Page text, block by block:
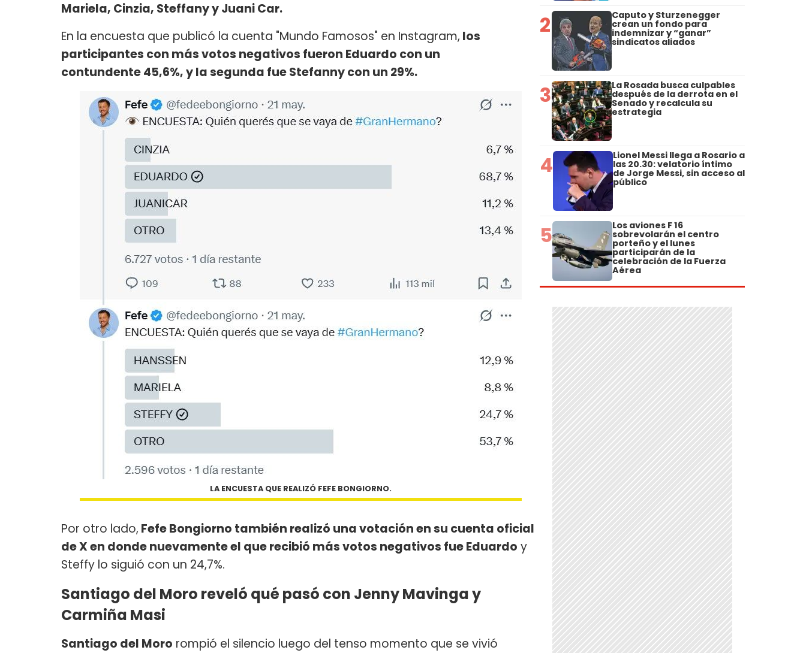
Mariela, Cinzia, Steffany y Juani Car.
En la encuesta que publicó la cuenta "Mundo Famosos" en Instagram, los
participantes con más votos negativos fueron Eduardo con un
contundente 45,6%, y la segunda fue Stefanny con un 29%.
LA ENCUESTA QUE REALIZÓ FEFE BONGIORNO.
​Por otro lado, Fefe Bongiorno también realizó una votación en su cuenta oficial
de X en donde nuevamente el que recibió más votos negativos fue Eduardo y
Steffy lo siguió con un 24,7%.
Santiago del Moro reveló qué pasó con Jenny Mavinga y
Carmiña Masi
Santiago del Moro rompió el silencio luego del tenso momento que se vivió
2 Caputo y Sturzenegger
crean un fondo para
indemnizar y “ganar”
sindicatos aliados
3 La Rosada busca culpables
después de la derrota en el
Senado y recalcula su
estrategia
4 Lionel Messi llega a Rosario a
las 20.30: velatorio íntimo
de Jorge Messi, sin acceso al
público
5 Los aviones F 16
sobrevolarán el centro
porteño y el lunes
participarán de la
celebración de la Fuerza
Aérea